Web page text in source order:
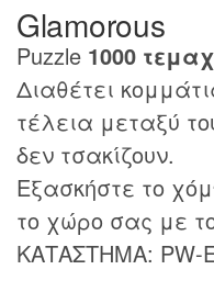
Glamorous
Puzzle 1000
Διαθέτει
τέλεια μεταξύ
δεν τσακίζουν.
Εξασκήστε το
το χώρο σας με
ΚΑΤΑΣΤΗΜΑ: PW-